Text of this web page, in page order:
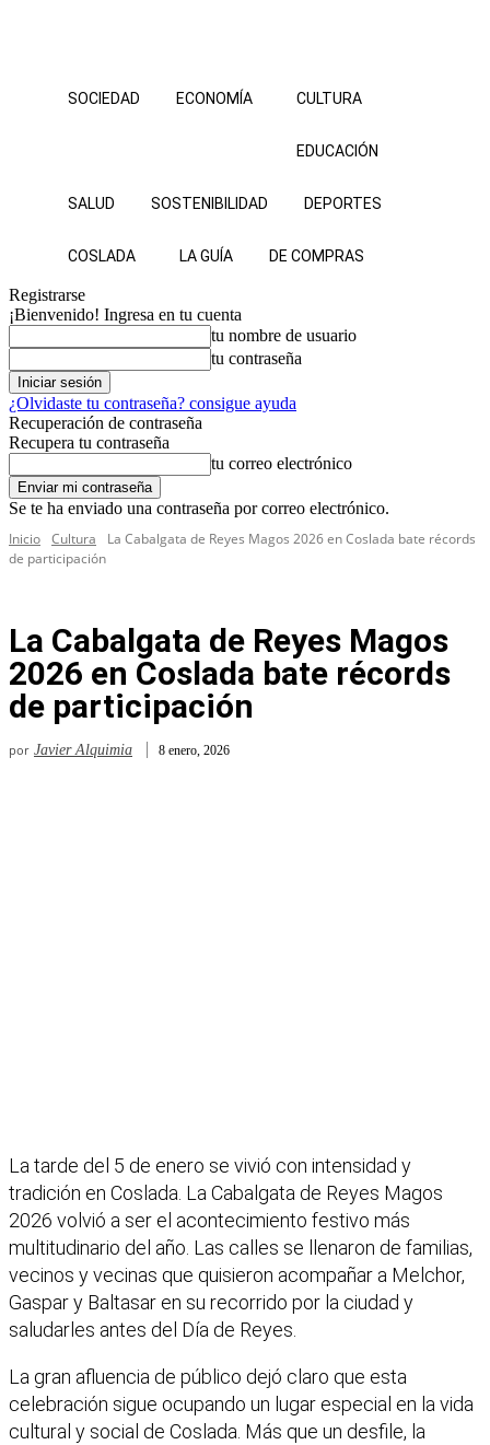
SOCIEDAD ECONOMÍA CULTURA
EDUCACIÓN
SALUD SOSTENIBILIDAD DEPORTES
COSLADA LA GUÍA DE COMPRAS
Registrarse
¡Bienvenido! Ingresa en tu cuenta
tu nombre de usuario
tu contraseña
¿Olvidaste tu contraseña? consigue ayuda
Recuperación de contraseña
Recupera tu contraseña
tu correo electrónico
Se te ha enviado una contraseña por correo electrónico.
Inicio Cultura
La Cabalgata de Reyes Magos 2026 en Coslada bate récords
de participación
La Cabalgata de Reyes Magos
2026 en Coslada bate récords
de participación
por Javier Alquimia 8 enero, 2026
La tarde del 5 de enero se vivió con intensidad y
tradición en Coslada. La Cabalgata de Reyes Magos
2026 volvió a ser el acontecimiento festivo más
multitudinario del año. Las calles se llenaron de familias,
vecinos y vecinas que quisieron acompañar a Melchor,
Gaspar y Baltasar en su recorrido por la ciudad y
saludarles antes del Día de Reyes.
La gran afluencia de público dejó claro que esta
celebración sigue ocupando un lugar especial en la vida
cultural y social de Coslada. Más que un desfile, la